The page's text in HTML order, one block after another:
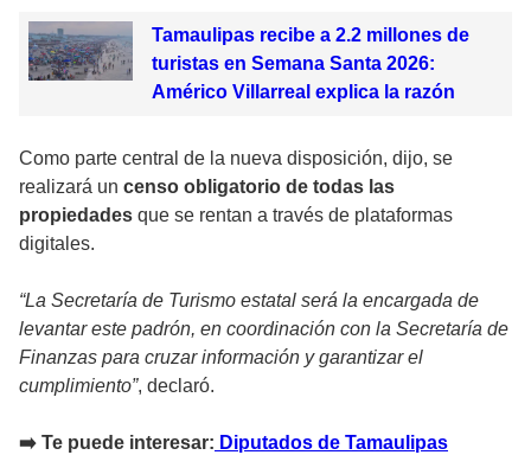
Tamaulipas recibe a 2.2 millones de
turistas en Semana Santa 2026:
Américo Villarreal explica la razón
Como parte central de la nueva disposición, dijo, se
realizará un censo obligatorio de todas las
propiedades que se rentan a través de plataformas
digitales.
“La Secretaría de Turismo estatal será la encargada de
levantar este padrón, en coordinación con la Secretaría de
Finanzas para cruzar información y garantizar el
cumplimiento”, declaró.
➡️ Te puede interesar: Diputados de Tamaulipas